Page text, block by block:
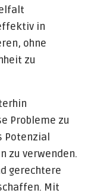
in
ohne
zu
Probleme zu
Potenzial
zu verwenden.
gerechtere
Mit